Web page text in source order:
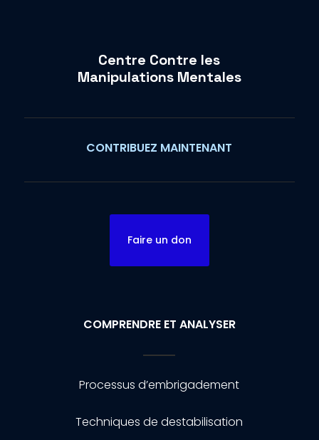
Centre Contre les
Manipulations Mentales
CONTRIBUEZ MAINTENANT
Faire un don
COMPRENDRE ET ANALYSER
Processus d’embrigadement
Techniques de destabilisation